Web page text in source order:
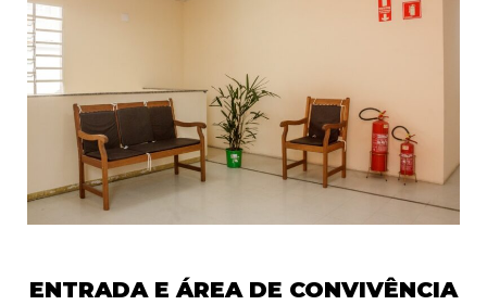
ENTRADA E ÁREA DE CONVIVÊNCIA